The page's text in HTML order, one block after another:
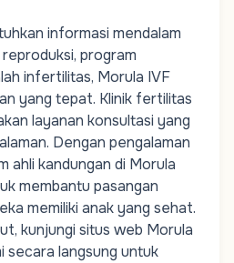
informasi mendalam
program
infertilitas, Morula IVF
yang tepat. Klinik fertilitas
layanan konsultasi yang
Dengan pengalaman
ahli kandungan di Morula
membantu pasangan
memiliki anak yang sehat.
kunjungi situs web Morula
secara langsung untuk